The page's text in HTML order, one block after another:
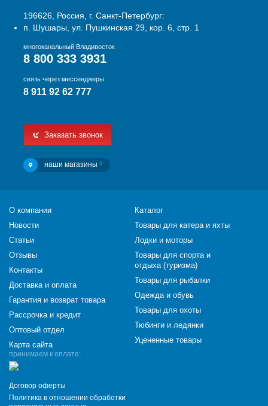
196626, Россия, г. Санкт-Петербург:
п. Шушары, ул. Пушкинская 29, кор. 6, стр. 1
многоканальный Владивосток
8 800 333 3931
связь через мессенджеры
8 911 92 62 777
Заказать звонок
наши магазины 4
принимаем к оплате:
Договор оферты
Политика в отношении обработки
О компании
Новости
Статьи
Отзывы
Контакты
Доставка и оплата
Гарантия и возврат товара
Рассрочка и кредит
Оптовый отдел
Карта сайта
Каталог
Товары для катера и яхты
Лодки и моторы
Товары для спорта и
отдыха (туризма)
Товары для рыбалки
Одежда и обувь
Товары для охоты
Тюбинги и ледянки
Уцененные товары